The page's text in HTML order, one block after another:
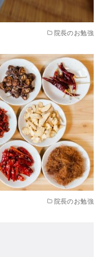
院長のお勉強
院長のお勉強